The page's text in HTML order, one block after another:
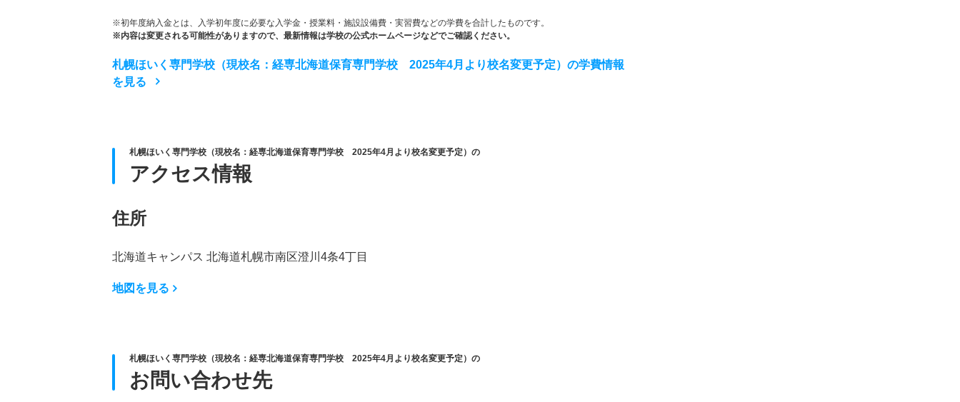
※初年度納入金とは、入学初年度に必要な入学金・授業料・施設設備費・実習費などの学費を合計したものです。
※内容は変更される可能性がありますので、最新情報は学校の公式ホームページなどでご確認ください。
札幌ほいく専門学校（現校名：経専北海道保育専門学校 2025年4月より校名変更予定）の学費情報
を見る
札幌ほいく専門学校（現校名：経専北海道保育専門学校 2025年4月より校名変更予定）の
アクセス情報
住所
北海道キャンパス 北海道札幌市南区澄川4条4丁目
地図を見る
札幌ほいく専門学校（現校名：経専北海道保育専門学校 2025年4月より校名変更予定）の
お問い合わせ先